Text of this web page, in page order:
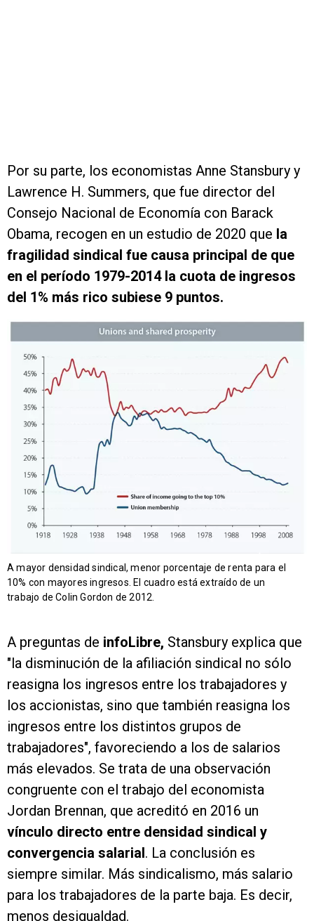
Por su parte, los economistas Anne Stansbury y
Lawrence H. Summers, que fue director del
Consejo Nacional de Economía con Barack
Obama, recogen en un estudio de 2020 que la
fragilidad sindical fue causa principal de que
en el período 1979-2014 la cuota de ingresos
del 1% más rico subiese 9 puntos.
A mayor densidad sindical, menor porcentaje de renta para el
10% con mayores ingresos. El cuadro está extraído de un
trabajo de Colin Gordon de 2012.
A preguntas de infoLibre, Stansbury explica que
"la disminución de la afiliación sindical no sólo
reasigna los ingresos entre los trabajadores y
los accionistas, sino que también reasigna los
ingresos entre los distintos grupos de
trabajadores", favoreciendo a los de salarios
más elevados. Se trata de una observación
congruente con el trabajo del economista
Jordan Brennan, que acreditó en 2016 un
vínculo directo entre densidad sindical y
convergencia salarial. La conclusión es
siempre similar. Más sindicalismo, más salario
para los trabajadores de la parte baja. Es decir,
menos desigualdad.